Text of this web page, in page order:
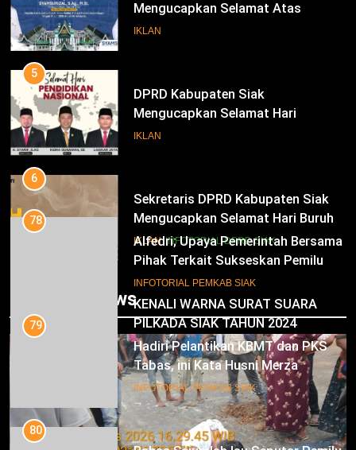
Mengucapkan Selamat Atas
Pengambilan Sumpah Jabatan
IKLAN
5
DPRD Kabupaten Siak
Mengucapkan Selamat Hari
Pendidikan Nasional
IKLAN
6
Sekretaris DPRD Kabupaten Siak
Mengucapkan Selamat Hari Buruh
IKLAN INFOTORIAL DPRD SIAK
KENALI WARNA SURAT SUARA
PILKADA SIAK TAHUN 2024
IKLAN
Mari Sukseskan Pilkada Serentak
Tahun 2024
Trending News
78
Alfedri; Upaya Pemerintah Bersama
Pihak Terkait Sukseskan Pemilu
2024
INFOTORIAL PEMKAB SIAK
79
Hadiri Pelantikan KBMT dan PKS
Tabas, ini Kata Husni Merza
INFOTORIAL PEMKAB SIAK
80